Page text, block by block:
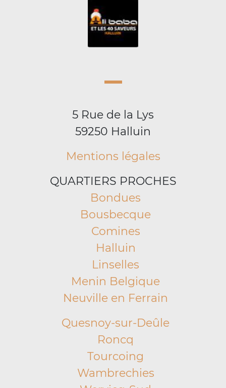
5 Rue de la Lys
59250 Halluin
Mentions légales
QUARTIERS PROCHES
Bondues
Bousbecque
Comines
Halluin
Linselles
Menin Belgique
Neuville en Ferrain
Quesnoy-sur-Deûle
Roncq
Tourcoing
Wambrechies